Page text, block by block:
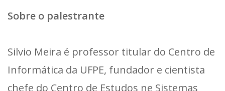
Sobre o palestrante
Silvio Meira é professor titular do Centro de
Informática da UFPE, fundador e cientista
chefe do Centro de Estudos ne Sistemas